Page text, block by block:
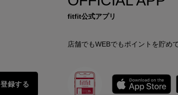
登録する
fitfit公式アプリ
店舗でもWEBでもポイントを貯め